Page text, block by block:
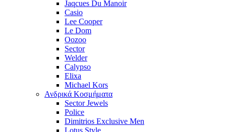
Jaqcues Du Manoir
Casio
Lee Cooper
Le Dom
Oozoo
Sector
Welder
Calypso
Elixa
Michael Kors
Ανδρικά Κοσμήματα
Sector Jewels
Police
Dimitrios Exclusive Men
Lotus Style